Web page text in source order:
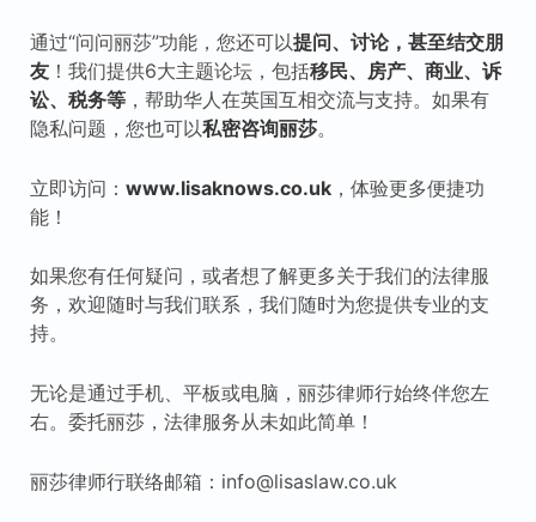
通过“问问丽莎”功能，您还可以提问、讨论，甚至结交朋
友！我们提供6大主题论坛，包括移民、房产、商业、诉
讼、税务等，帮助华人在英国互相交流与支持。如果有
隐私问题，您也可以私密咨询丽莎。
立即访问： www.lisaknows.co.uk，体验更多便捷功
能！
如果您有任何疑问，或者想了解更多关于我们的法律服
务，欢迎随时与我们联系，我们随时为您提供专业的支
持。
无论是通过手机、平板或电脑，丽莎律师行始终伴您左
右。委托丽莎，法律服务从未如此简单！
丽莎律师行联络邮箱：info@lisaslaw.co.uk